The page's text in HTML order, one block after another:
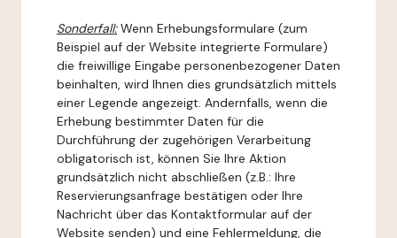
Sonderfall:Wenn Erhebungsformulare (zum
Beispiel auf der Website integrierte Formulare)
die freiwillige Eingabe personenbezogener Daten
beinhalten, wird Ihnen dies grundsätzlich mittels
einer Legende angezeigt. Andernfalls, wenn die
Erhebung bestimmter Daten für die
Durchführung der zugehörigen Verarbeitung
obligatorisch ist, können Sie Ihre Aktion
grundsätzlich nicht abschließen (z.B.: Ihre
Reservierungsanfrage bestätigen oder Ihre
Nachricht über das Kontaktformular auf der
Website senden) und eine Fehlermeldung, die